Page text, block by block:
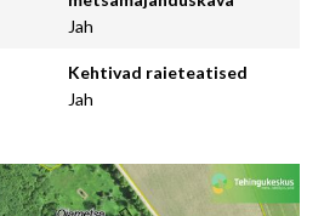
Jah
Kehtivad raieteatised
Jah